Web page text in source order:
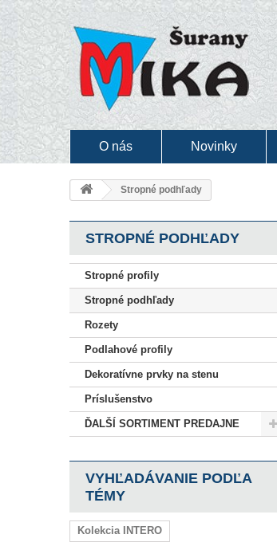
O nás Novinky
Stropné podhľady
STROPNÉ PODHĽADY
Stropné profily
Stropné podhľady
Rozety
Podlahové profily
Dekoratívne prvky na stenu
Príslušenstvo
ĎALŠÍ SORTIMENT PREDAJNE
VYHĽADÁVANIE PODĽA
TÉMY
Kolekcia INTERO